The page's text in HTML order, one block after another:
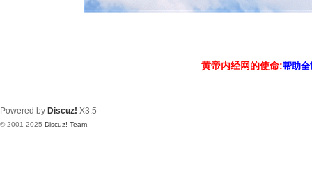
黄帝内经网的使命:帮助
Powered by Discuz! X3.5
© 2001-2025 Discuz! Team